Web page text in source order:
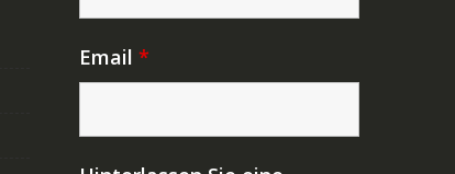
Email *